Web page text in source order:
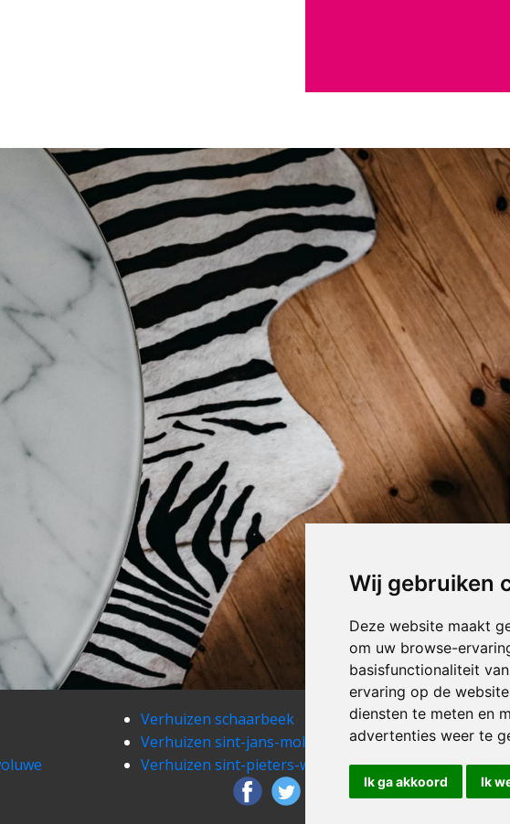
Wij gebruiken
Deze website maakt
om uw browse-
basisfunctionaliteit
ervaring op de
diensten te meten en
advertenties weer te
Ik ga akkoord Ik
Verhuizen schaarbeek
Verhuizen sint-jans-molenbeek
Verhuizen sint-pieters-woluwe